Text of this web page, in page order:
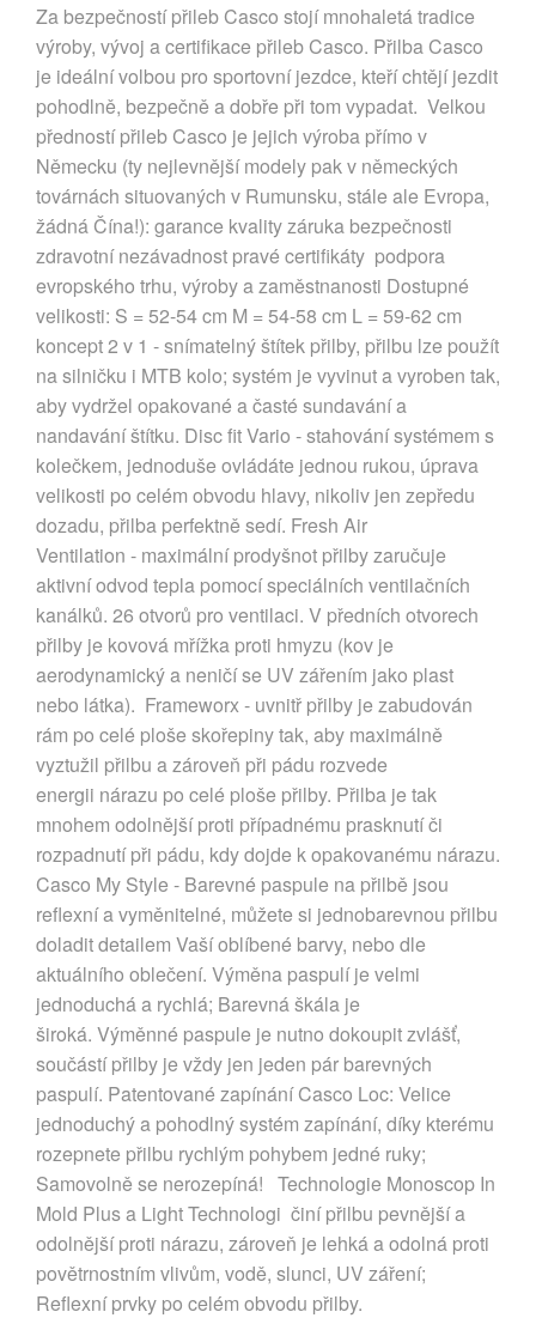
Za bezpečností přileb Casco stojí mnohaletá tradice
výroby, vývoj a certifikace přileb Casco. Přilba Casco
je ideální volbou pro sportovní jezdce, kteří chtějí jezdit
pohodlně, bezpečně a dobře při tom vypadat. Velkou
předností přileb Casco je jejich výroba přímo v
Německu (ty nejlevnější modely pak v německých
továrnách situovaných v Rumunsku, stále ale Evropa,
žádná Čína!): garance kvality záruka bezpečnosti
zdravotní nezávadnost pravé certifikáty podpora
evropského trhu, výroby a zaměstnanosti Dostupné
velikosti: S = 52-54 cm M = 54-58 cm L = 59-62 cm
koncept 2 v 1 - snímatelný štítek přilby, přilbu lze použít
na silničku i MTB kolo; systém je vyvinut a vyroben tak,
aby vydržel opakované a časté sundavání a
nandavání štítku. Disc fit Vario - stahování systémem s
kolečkem, jednoduše ovládáte jednou rukou, úprava
velikosti po celém obvodu hlavy, nikoliv jen zepředu
dozadu, přilba perfektně sedí. Fresh Air
Ventilation - maximální prodyšnot přilby zaručuje
aktivní odvod tepla pomocí speciálních ventilačních
kanálků. 26 otvorů pro ventilaci. V předních otvorech
přilby je kovová mřížka proti hmyzu (kov je
aerodynamický a neničí se UV zářením jako plast
nebo látka). Frameworx - uvnitř přilby je zabudován
rám po celé ploše skořepiny tak, aby maximálně
vyztužil přilbu a zároveň při pádu rozvede
energii nárazu po celé ploše přilby. Přilba je tak
mnohem odolnější proti případnému prasknutí či
rozpadnutí při pádu, kdy dojde k opakovanému nárazu.
Casco My Style - Barevné paspule na přilbě jsou
reflexní a vyměnitelné, můžete si jednobarevnou přilbu
doladit detailem Vaší oblíbené barvy, nebo dle
aktuálního oblečení. Výměna paspulí je velmi
jednoduchá a rychlá; Barevná škála je
široká. Výměnné paspule je nutno dokoupit zvlášť,
součástí přilby je vždy jen jeden pár barevných
paspulí. Patentované zapínání Casco Loc: Velice
jednoduchý a pohodlný systém zapínání, díky kterému
rozepnete přilbu rychlým pohybem jedné ruky;
Samovolně se nerozepíná! Technologie Monoscop In
Mold Plus a Light Technologi činí přilbu pevnější a
odolnější proti nárazu, zároveň je lehká a odolná proti
povětrnostním vlivům, vodě, slunci, UV záření;
Reflexní prvky po celém obvodu přilby.